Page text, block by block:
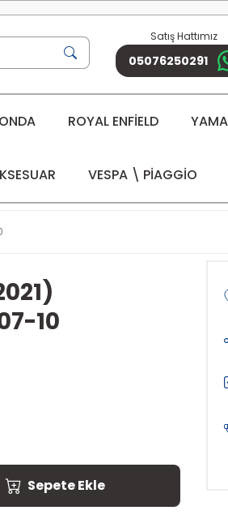
Satış Hattımız
05076250291
ROYAL ENFİELD
VESPA \ PİAGGİO
10
Sepete Ekle